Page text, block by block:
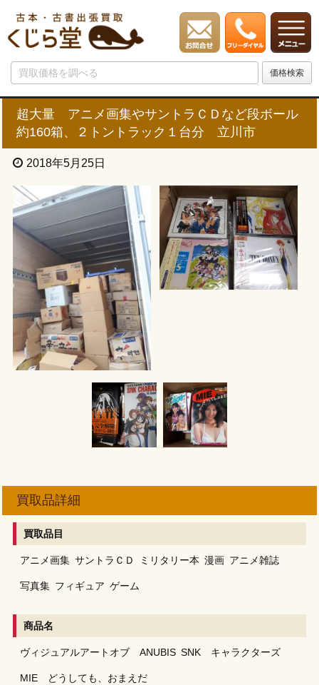
超大量 アニメ画集やサントラＣＤなど段ボール
約160箱、２トントラック１台分 立川市
2018年5月25日
買取品詳細
買取品目
アニメ画集 サントラＣＤ ミリタリー本 漫画 アニメ雑誌
写真集 フィギュア ゲーム
商品名
ヴィジュアルアートオブ ANUBIS SNK キャラクターズ
MIE どうしても、おまえだ